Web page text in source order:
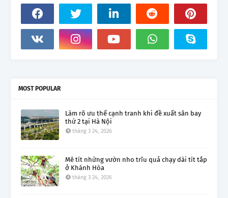
MOST POPULAR
Làm rõ ưu thế cạnh tranh khi đề xuất sân bay
thứ 2 tại Hà Nội
tháng 3 24, 2026
Mê tít những vườn nho trĩu quả chạy dài tít tắp
ở Khánh Hòa
tháng 3 24, 2026